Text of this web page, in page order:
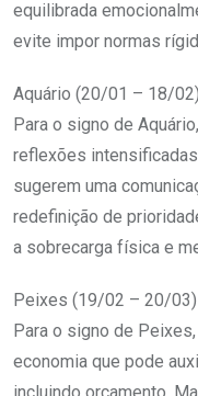
equilibrada
evite impor normas
Aquário (20/01 – 18/02)
Para o signo de
reflexões
sugerem uma
redefinição de
a sobrecarga física e
Peixes (19/02 – 20/03)
Para o signo de
economia que pode